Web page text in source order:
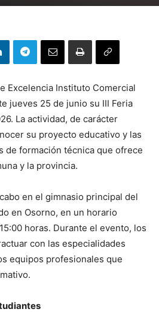
Excelencia Instituto Comercial
jueves 25 de junio su III Feria
La actividad, de carácter
su proyecto educativo y las
de formación técnica que ofrece
y la provincia.
en el gimnasio principal del
en Osorno, en un horario
horas. Durante el evento, los
con las especialidades
equipos profesionales que